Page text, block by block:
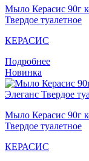
Мыло Кераcис 90г
Твердое туалетное
КЕРАСИС
Подробнее
Новинка
Мыло Кераcис 90г
Твердое туалетное
КЕРАСИС